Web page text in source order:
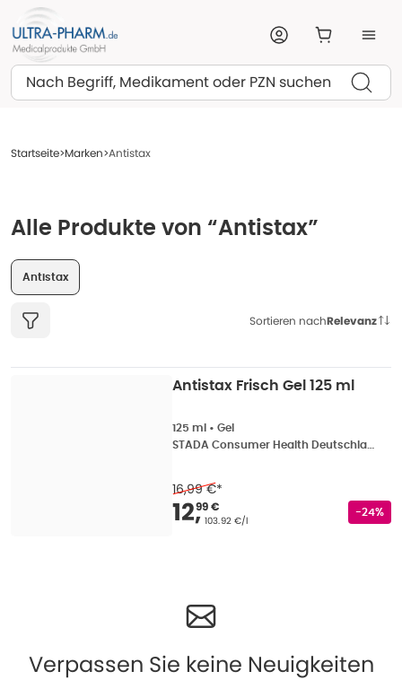
Suchen
Startseite Marken Antistax
Alle Produkte von “Antistax”
Antistax
Sortieren nachRelevanz
Antistax Frisch Gel 125 ml
125 ml • Gel
16,99 €*
Verkaufspreis
12,
99 €
Grundpreis
103.92 €/l
-24%
Verpassen Sie keine Neuigkeiten